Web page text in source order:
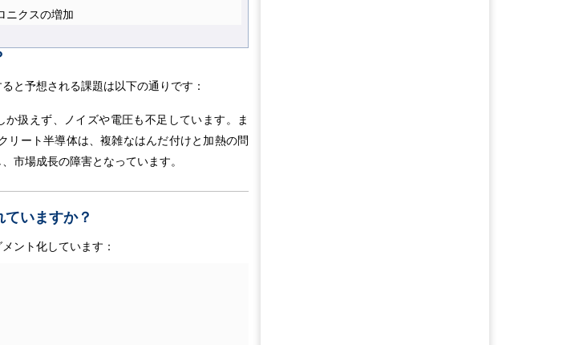
ニクスの増加
と予想される課題は以下の通りです：
扱えず、ノイズや電圧も不足しています。ま
リート半導体は、複雑なはんだ付けと加熱の問
市場成長の障害となっています。
いますか？
ント化しています：